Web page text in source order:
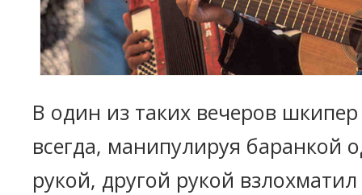
В один из таких вечеров
всегда, манипулируя баранкой
рукой, другой рукой